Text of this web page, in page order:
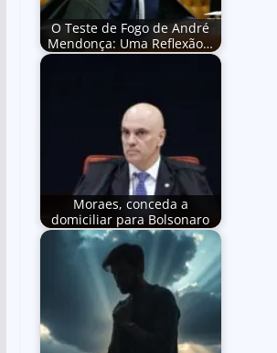
O Teste de Fogo de André
Mendonça: Uma Reflexão…
Moraes, conceda a
domiciliar para Bolsonaro